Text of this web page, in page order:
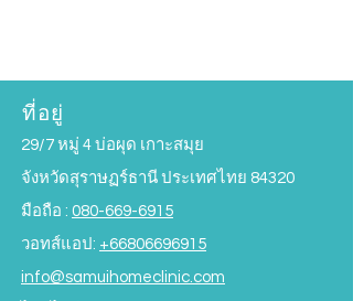
ที่อยู่
29/7 หมู่ 4 บ่อผุด เกาะสมุย
จังหวัดสุราษฏร์ธานี ประเทศไทย 84320
มือถือ : 080-669-6915
วอทส์แอป: +66806696915
info@samuihomeclinic.com